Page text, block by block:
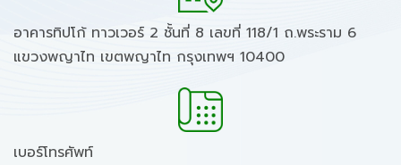
อาคารทิปโก้ ทาวเวอร์ 2 ชั้นที่ 8 เลขที่ 118/1 ถ.พระราม 6
แขวงพญาไท เขตพญาไท กรุงเทพฯ 10400
เบอร์โทรศัพท์